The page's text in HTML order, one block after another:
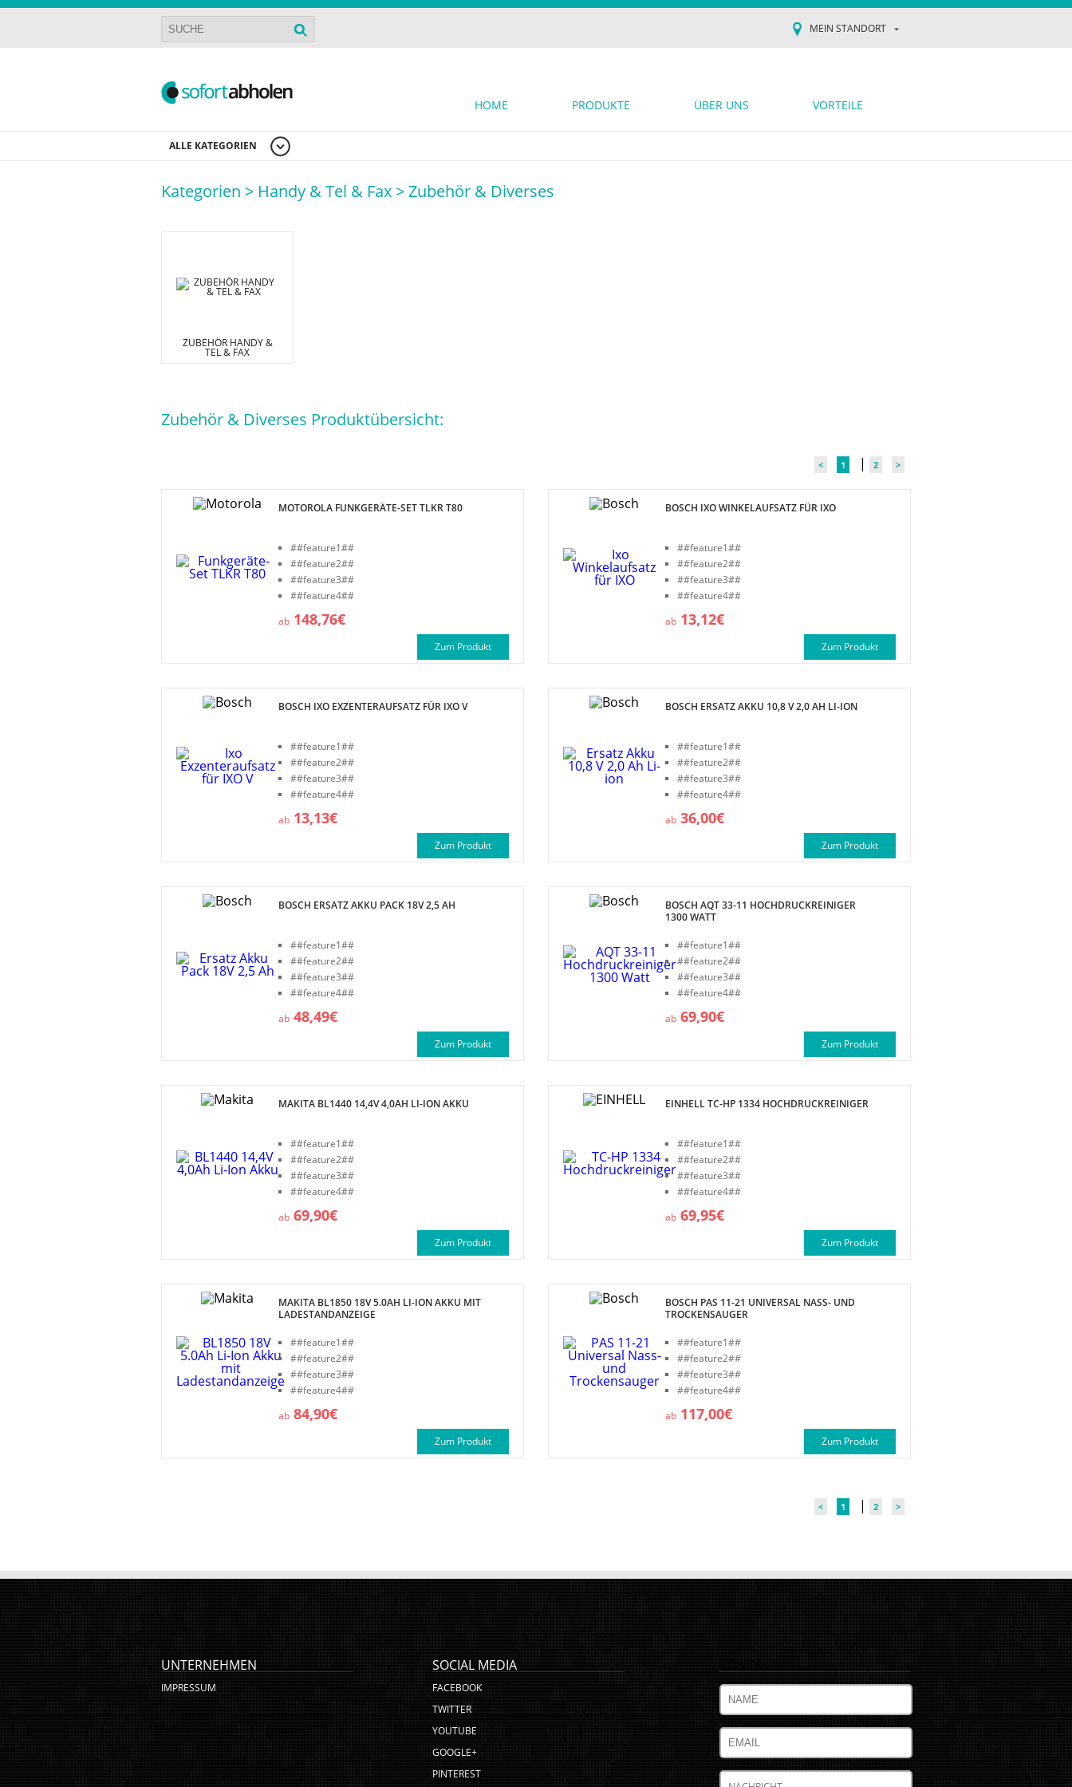
MEIN STANDORT
HOME PRODUKTE ÜBER UNS VORTEILE
ALLE KATEGORIEN
Kategorien > Handy & Tel & Fax >Zubehör & Diverses
ZUBEHÖR HANDY &
TEL & FAX
Zubehör & Diverses Produktübersicht:
< 1 | 2 >
MOTOROLA FUNKGERÄTE-SET TLKR T80
##feature1##
##feature2##
##feature3##
##feature4##
ab 148,76€
Zum Produkt
BOSCH IXO WINKELAUFSATZ FÜR IXO
##feature1##
##feature2##
##feature3##
##feature4##
ab 13,12€
Zum Produkt
BOSCH IXO EXZENTERAUFSATZ FÜR IXO V
##feature1##
##feature2##
##feature3##
##feature4##
ab 13,13€
Zum Produkt
BOSCH ERSATZ AKKU 10,8 V 2,0 AH LI-ION
##feature1##
##feature2##
##feature3##
##feature4##
ab 36,00€
Zum Produkt
BOSCH ERSATZ AKKU PACK 18V 2,5 AH
##feature1##
##feature2##
##feature3##
##feature4##
ab 48,49€
Zum Produkt
BOSCH AQT 33-11 HOCHDRUCKREINIGER
1300 WATT
##feature1##
##feature2##
##feature3##
##feature4##
ab 69,90€
Zum Produkt
MAKITA BL1440 14,4V 4,0AH LI-ION AKKU
##feature1##
##feature2##
##feature3##
##feature4##
ab 69,90€
Zum Produkt
EINHELL TC-HP 1334 HOCHDRUCKREINIGER
##feature1##
##feature2##
##feature3##
##feature4##
ab 69,95€
Zum Produkt
MAKITA BL1850 18V 5.0AH LI-ION AKKU MIT
LADESTANDANZEIGE
##feature1##
##feature2##
##feature3##
##feature4##
ab 84,90€
Zum Produkt
BOSCH PAS 11-21 UNIVERSAL NASS- UND
TROCKENSAUGER
##feature1##
##feature2##
##feature3##
##feature4##
ab 117,00€
Zum Produkt
< 1 | 2 >
UNTERNEHMEN
IMPRESSUM
SOCIAL MEDIA
FACEBOOK
TWITTER
YOUTUBE
GOOGLE+
PINTEREST
KONTAKT